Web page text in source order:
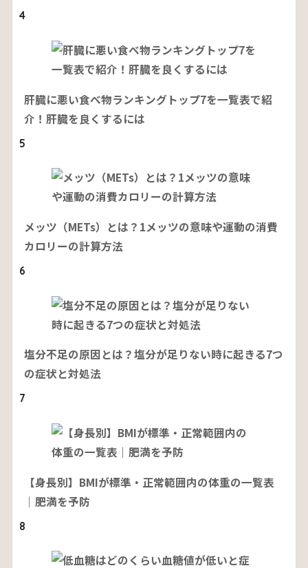
4
肝臓に悪い食べ物ランキングトップ7を一覧表で紹
介！肝臓を良くするには
5
メッツ（METs）とは？1メッツの意味や運動の消費
カロリーの計算方法
6
塩分不足の原因とは？塩分が足りない時に起きる7つ
の症状と対処法
7
【身長別】BMIが標準・正常範囲内の体重の一覧表
｜肥満を予防
8